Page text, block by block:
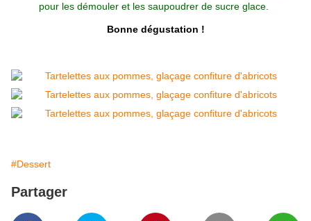
pour les démouler et les saupoudrer de sucre glace.
Bonne dégustation !
#Dessert
Partager